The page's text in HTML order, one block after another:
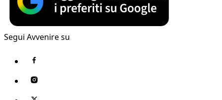
Segui Avvenire su